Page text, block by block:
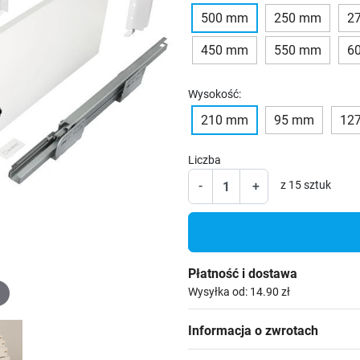
500 mm 250 mm
450 mm 550 mm
Wysokość:
210 mm 95 mm
Liczba
- + z 15 sztuk
Płatność i dostawa
Wysyłka od: 14.90 zł
Informacja o zwrotach